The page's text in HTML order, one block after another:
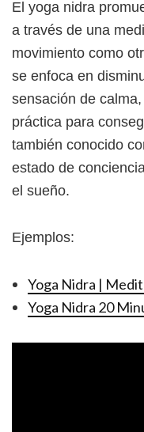
El yoga nidra
a través de una
movimiento como
se enfoca en
sensación de
práctica para
también conocido
estado de
el sueño.
Ejemplos:
Yoga Nidra |
Yoga Nidra 20